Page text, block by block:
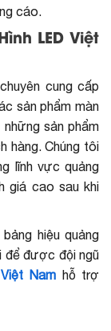
cáo.
LED Việt
cung cấp
sản phẩm màn
sản phẩm
hàng. Chúng tôi
lĩnh vực quảng
giá cao sau khi
hiệu quảng
để được đội ngũ
Nam hỗ trợ